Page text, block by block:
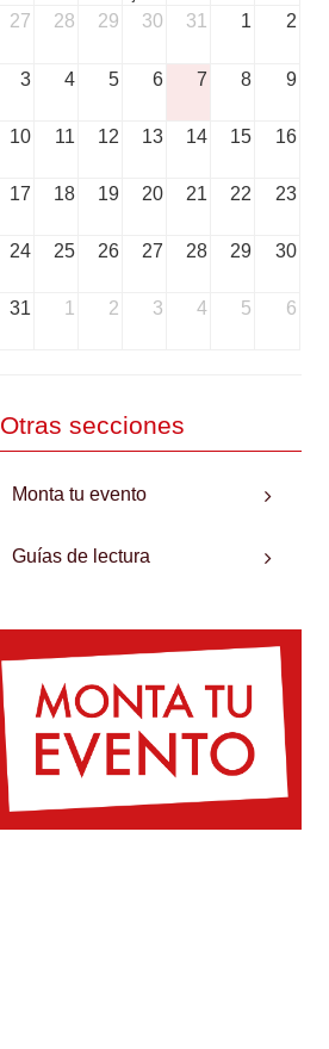
27 28 29 30 31 1 2
3 4 5 6 7 8 9
10 11 12 13 14 15 16
17 18 19 20 21 22 23
24 25 26 27 28 29 30
31 1 2 3 4 5 6
Otras secciones
Monta tu evento
Guías de lectura